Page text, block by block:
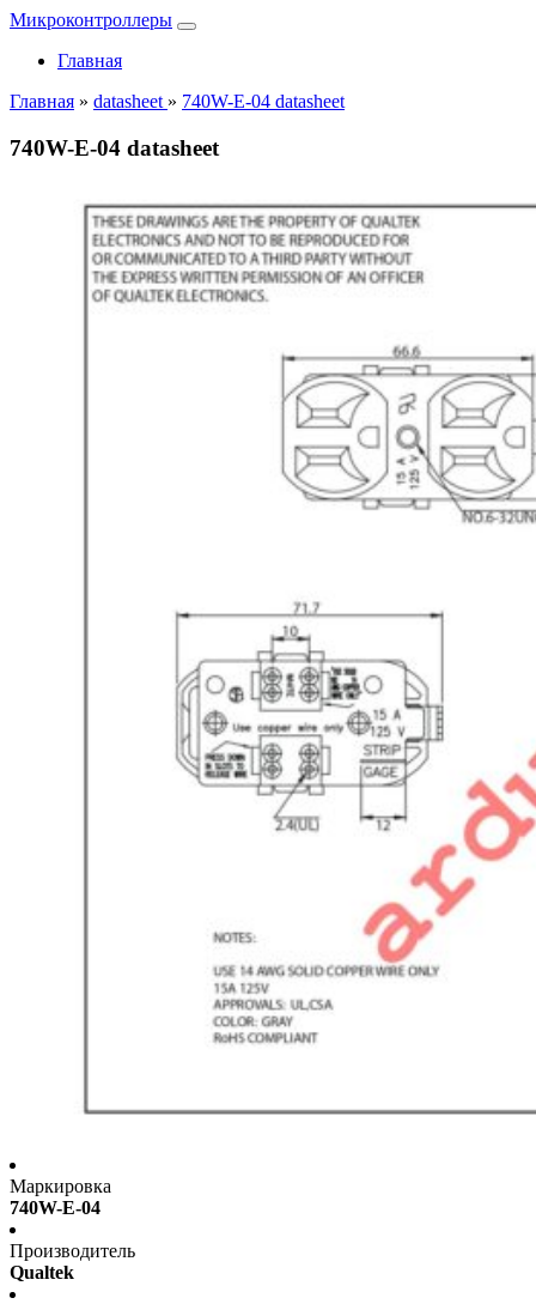
Микроконтроллеры
Главная
Главная » datasheet » 740W-E-04 datasheet
740W-E-04 datasheet
Маркировка
740W-E-04
Производитель
Qualtek